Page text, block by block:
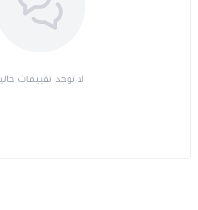
لا توجد تقييمات حاليا